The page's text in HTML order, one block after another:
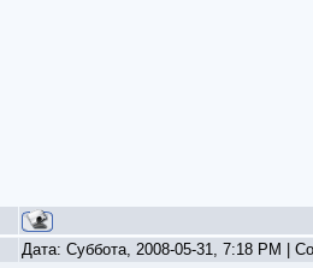
Дата: Суббота, 2008-05-31, 7:18 PM |